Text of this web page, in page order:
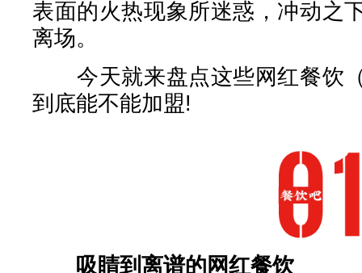
表面的火热现象所迷惑，冲动之
离场。
今天就来盘点这些网红餐饮
到底能不能加盟!
吸睛到离谱的网红餐饮